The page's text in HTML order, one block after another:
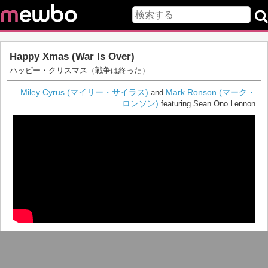
Happy Xmas (War Is Over)
ハッピー・クリスマス（戦争は終った）
Miley Cyrus (マイリー・サイラス) and Mark Ronson (マーク・
ロンソン) featuring Sean Ono Lennon